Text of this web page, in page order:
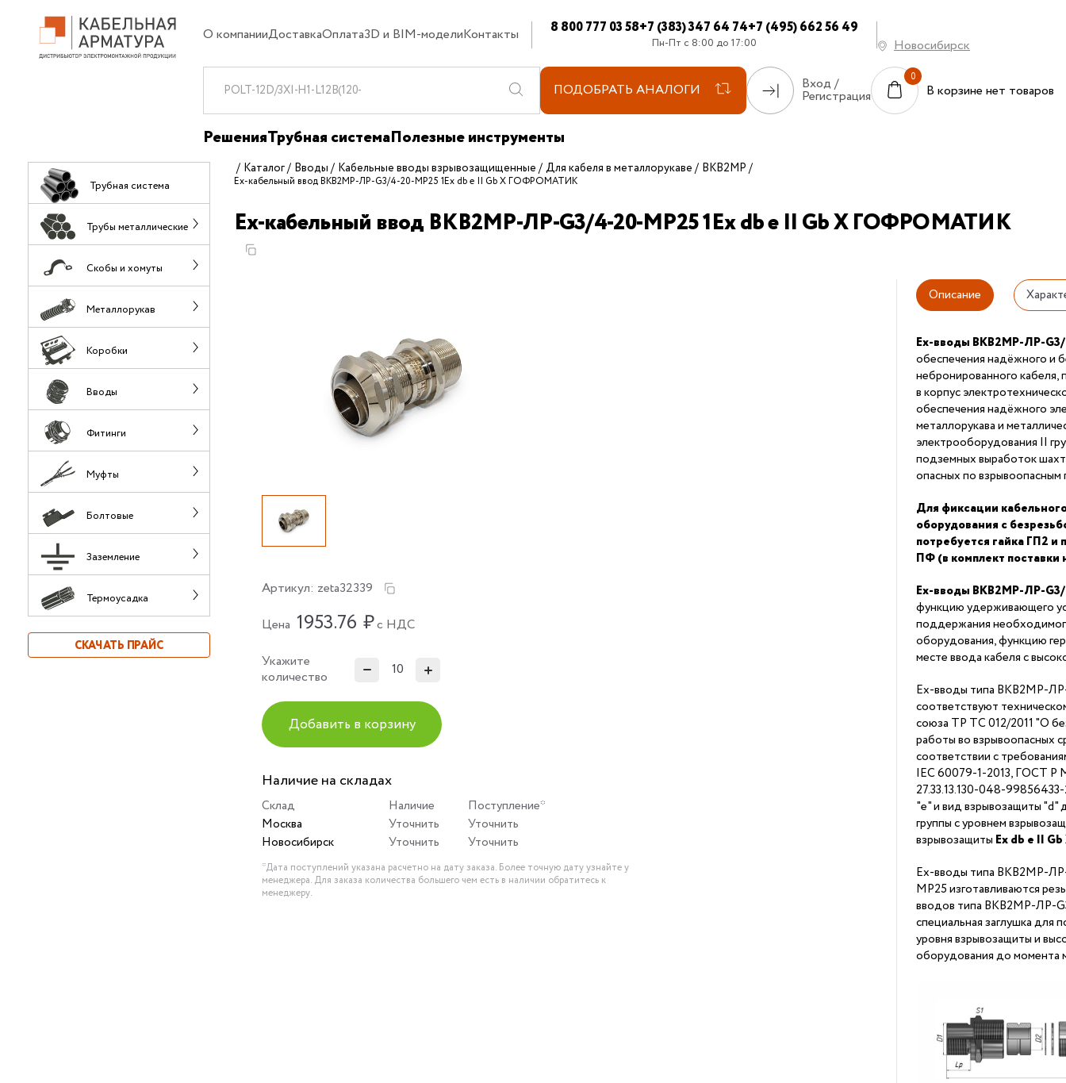
О компанииДоставкаОплата3D и BIM-моделиКонтакты 8 800 777 03 58+7 (383) 347 64 74+7 (495) 662 56 49
Пн-Пт с 8:00 до 17:00 Новосибирск
ПОДОБРАТЬ АНАЛОГИ Вход /
Регистрация В корзине нет товаров
РешенияТрубная системаПолезные инструменты
Трубная система
Трубы металлические
Скобы и хомуты
Металлорукав
Коробки
Вводы
Фитинги
Муфты
Болтовые
Заземление
Термоусадка
СКАЧАТЬ ПРАЙС
Каталог Вводы Кабельные вводы взрывозащищенные Для кабеля в металлорукаве ВКВ2МР
Ех-кабельный ввод ВКВ2МР-ЛР-G3/4-20-МР25 1Ex db e II Gb X ГОФРОМАТИК
Ех-кабельный ввод ВКВ2МР-ЛР-G3/4-20-МР25 1Ex db e II Gb X ГОФРОМАТИК
Артикул: zeta32339
Цена 1953.76 ₽с НДС
Укажите
количество
Добавить в корзину
Наличие на складах
Склад Наличие
Поступление*
Москва
Уточнить
Уточнить
Новосибирск
Уточнить Уточнить
*Дата поступлений указана расчетно на дату заказа. Более точную дату узнайте у
менеджера. Для заказа количества большего чем есть в наличии обратитесь к
менеджеру.
Описание
Ex-вводы ВКВ2МР-ЛР-
обеспечения надёжного и
небронированного кабеля,
в корпус
обеспечения надёжного
металлорукава и
электрооборудования II
подземных выработок
опасных по взрывоопасным
Для фиксации
оборудования с
потребуется гайка ГП2 и
ПФ (в комплект поставки
Ex-вводы ВКВ2МР-ЛР-
функцию удерживающего
поддержания
оборудования, функцию
месте ввода кабеля с
Ex-вводы типа ВКВ2МР-
соответствуют
союза ТР ТС 012/2011 "О
работы во взрывоопасных
соответствии с
IEC 60079-1-2013, ГОСТ
27.33.13.130-048-
"е" и вид взрывозащиты "d"
группы с уровнем
взрывозащиты Ехdb е II Gb
Ex-вводы типа ВКВ2МР-
МР25 изготавливаются
вводов типа ВКВ2МР-ЛР-
специальная заглушка
уровня взрывозащиты и
оборудования до момента